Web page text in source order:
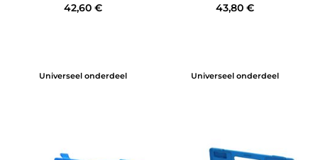
42,60 €
Universeel onderdeel
43,80 €
Universeel onderdeel